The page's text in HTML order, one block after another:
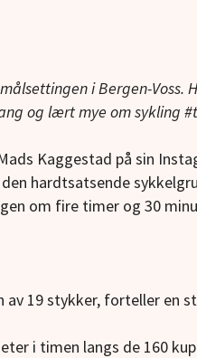
i Bergen-
og lært mye om sykling
Kaggestad på sin
hardtsatsende
om fire timer og 30
av 19 stykker, forteller en
i timen langs de 160